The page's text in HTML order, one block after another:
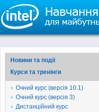
Новини та події
Курси та тренінги
Очний курс (версія 10.1)
Очний курс (версія 3)
Дистанційний курс